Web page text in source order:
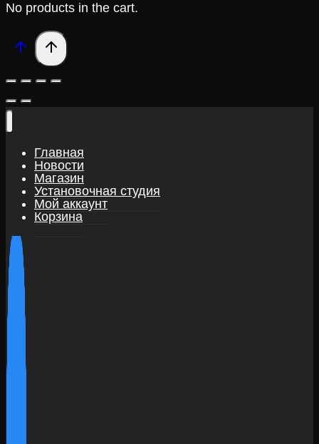
No products in the cart.
Главная
Новости
Магазин
Установочная студия
Мой аккаунт
Корзина